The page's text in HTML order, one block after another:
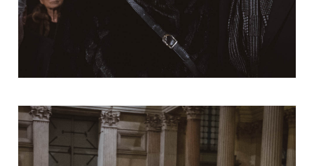
programma molto complesso, che copre
due secoli di storia della musica: si
partirà da Johann Sebastian Bach, per
passare a Vivaldi, Albinoni; poi faremo un
salto di circa 100/150 anni e
romantico del primo Novecento.
Orchestra d'archi, perché io sono
principalmente docente presso il
conservatorio della cattedra di Musica